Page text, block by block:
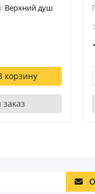
Верхний душ
корзину